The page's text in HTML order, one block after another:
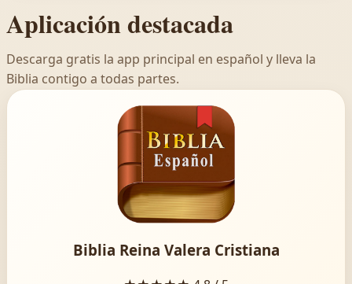
Aplicación destacada
Descarga gratis la app principal en español y lleva la
Biblia contigo a todas partes.
Biblia Reina Valera Cristiana